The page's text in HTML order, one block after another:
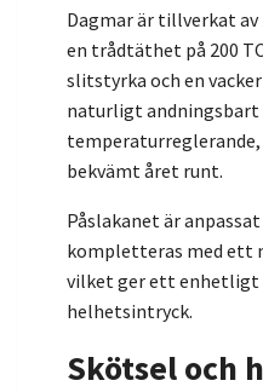
Dagmar är tillverkat
en trådtäthet på 200
slitstyrka och en
naturligt andningsbart
bekvämt året runt.
Påslakanet är
kompletteras med ett
vilket ger ett enhetligt
helhetsintryck.
Skötsel och